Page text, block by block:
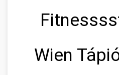
Wien